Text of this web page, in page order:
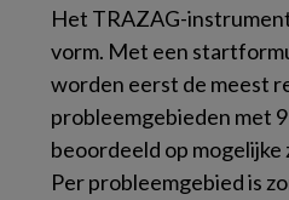
Het TRAZAG-
vorm. Met een
worden eerst de meest
probleemgebieden met
beoordeeld op
Per probleemgebied is